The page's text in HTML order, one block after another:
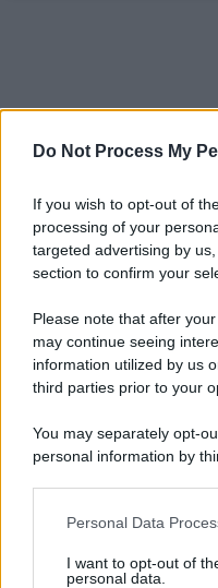
Do Not Process My
If you wish to opt-out of
processing of your
targeted advertising by
section to confirm your
Please note that after
may continue seeing
information utilized by us
third parties prior to your
You may separately opt-
personal information by
This information may
disclose it to other third
Personal Data
I want to opt-out of
personal data.